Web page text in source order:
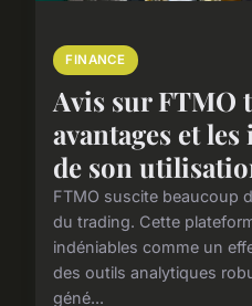
FINANCE
Avis sur FTMO
avantages et
de son
FTMO suscite beaucoup
du trading. Cette
indéniables comme un
des outils analytiques
géné...